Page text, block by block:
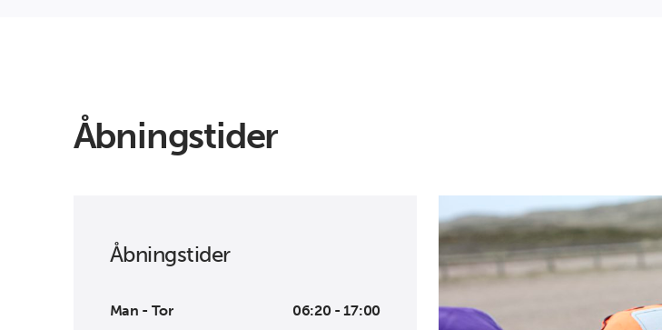
Åbningstider
Åbningstider
Man - Tor 06:20 - 17:00